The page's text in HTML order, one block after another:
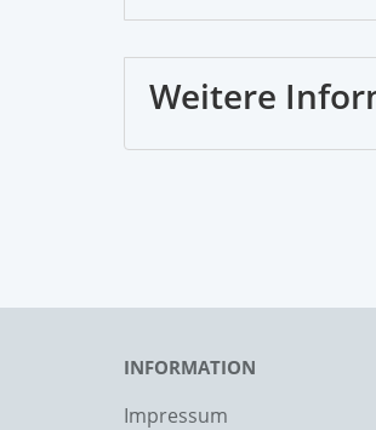
Weitere
INFORMATION
Impressum